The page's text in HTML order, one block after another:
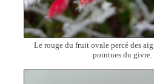
Le rouge du fruit ovale percé des
pointues du givre.